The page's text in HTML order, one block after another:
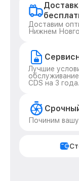
Доставим
Нижнем
Лучшие
CDS на 3 года.
Починим